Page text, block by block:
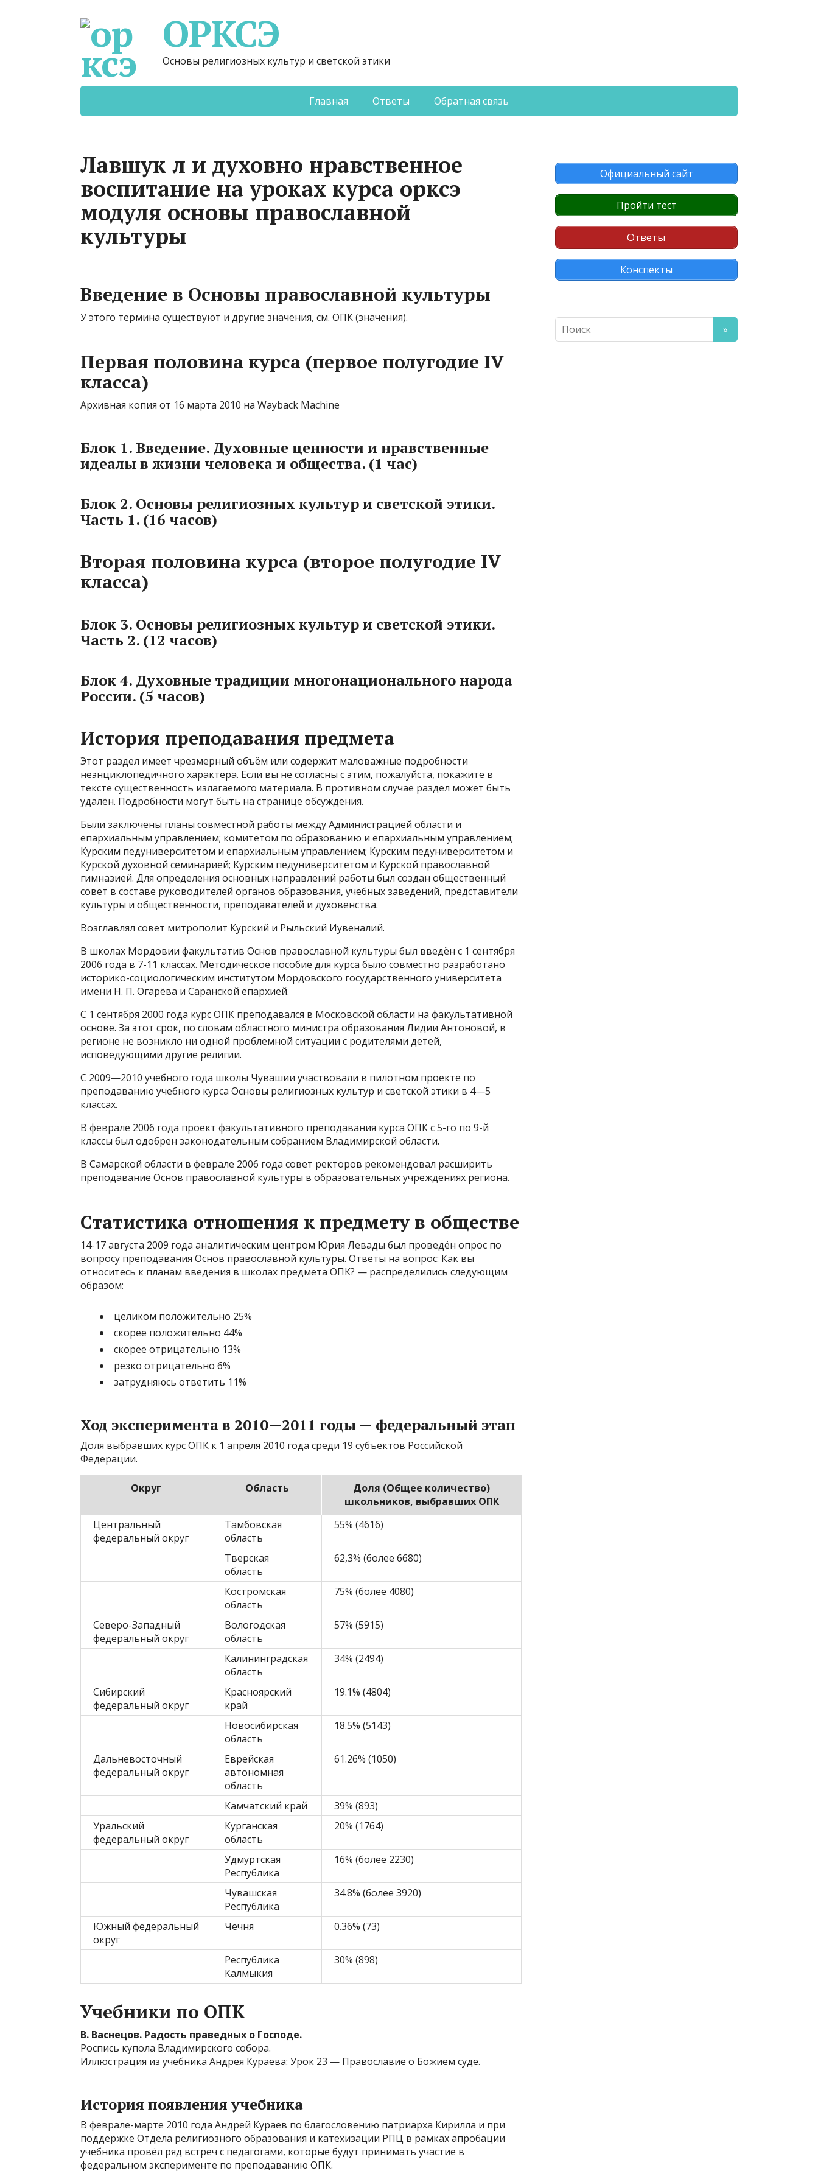
ОРКСЭ
Основы религиозных культур и светской этики
Главная Ответы Обратная связь
Лавшук л и духовно нравственное
воспитание на уроках курса орксэ
модуля основы православной
культуры
Введение в Основы православной культуры
У этого термина существуют и другие значения, см. ОПК (значения).
Первая половина курса (первое полугодие IV
класса)
Архивная копия от 16 марта 2010 на Wayback Machine
Блок 1. Введение. Духовные ценности и нравственные
идеалы в жизни человека и общества. (1 час)
Блок 2. Основы религиозных культур и светской этики.
Часть 1. (16 часов)
Вторая половина курса (второе полугодие IV
класса)
Блок 3. Основы религиозных культур и светской этики.
Часть 2. (12 часов)
Блок 4. Духовные традиции многонационального народа
России. (5 часов)
История преподавания предмета
Этот раздел имеет чрезмерный объём или содержит маловажные подробности
неэнциклопедичного характера. Если вы не согласны с этим, пожалуйста, покажите в
тексте существенность излагаемого материала. В противном случае раздел может быть
удалён. Подробности могут быть на странице обсуждения.
Были заключены планы совместной работы между Администрацией области и
епархиальным управлением; комитетом по образованию и епархиальным управлением;
Курским педуниверситетом и епархиальным управлением; Курским педуниверситетом и
Курской духовной семинарией; Курским педуниверситетом и Курской православной
гимназией. Для определения основных направлений работы был создан общественный
совет в составе руководителей органов образования, учебных заведений, представители
культуры и общественности, преподавателей и духовенства.
Возглавлял совет митрополит Курский и Рыльский Иувеналий.
В школах Мордовии факультатив Основ православной культуры был введён с 1 сентября
2006 года в 7-11 классах. Методическое пособие для курса было совместно разработано
историко-социологическим институтом Мордовского государственного университета
имени Н. П. Огарёва и Саранской епархией.
С 1 сентября 2000 года курс ОПК преподавался в Московской области на факультативной
основе. За этот срок, по словам областного министра образования Лидии Антоновой, в
регионе не возникло ни одной проблемной ситуации с родителями детей,
исповедующими другие религии.
С 2009—2010 учебного года школы Чувашии участвовали в пилотном проекте по
преподаванию учебного курса Основы религиозных культур и светской этики в 4—5
классах.
В феврале 2006 года проект факультативного преподавания курса ОПК с 5-го по 9-й
классы был одобрен законодательным собранием Владимирской области.
В Самарской области в феврале 2006 года совет ректоров рекомендовал расширить
преподавание Основ православной культуры в образовательных учреждениях региона.
Статистика отношения к предмету в обществе
14-17 августа 2009 года аналитическим центром Юрия Левады был проведён опрос по
вопросу преподавания Основ православной культуры. Ответы на вопрос: Как вы
относитесь к планам введения в школах предмета ОПК? — распределились следующим
образом:
целиком положительно 25%
скорее положительно 44%
скорее отрицательно 13%
резко отрицательно 6%
затрудняюсь ответить 11%
Ход эксперимента в 2010—2011 годы — федеральный этап
Доля выбравших курс ОПК к 1 апреля 2010 года среди 19 субъектов Российской
Федерации.
Округ Область
Доля (Общее количество)
школьников, выбравших ОПК
Центральный
федеральный округ
Тамбовская
область
55% (4616)
Тверская
область
62,3% (более 6680)
Костромская
область
75% (более 4080)
Северо-Западный
федеральный округ
Вологодская
область
57% (5915)
Калининградская
область
34% (2494)
Сибирский
федеральный округ
Красноярский
край
19.1% (4804)
Новосибирская
область
18.5% (5143)
Дальневосточный
федеральный округ
Еврейская
автономная
область
61.26% (1050)
Камчатский край
39% (893)
Уральский
федеральный округ
Курганская
область
20% (1764)
Удмуртская
Республика
16% (более 2230)
Чувашская
Республика
34.8% (более 3920)
Южный федеральный
округ
Чечня 0.36% (73)
Республика
Калмыкия
30% (898)
Учебники по ОПК
В. Васнецов. Радость праведных о Господе.
Роспись купола Владимирского собора.
Иллюстрация из учебника Андрея Кураева: Урок 23 — Православие о Божием суде.
История появления учебника
В феврале-марте 2010 года Андрей Кураев по благословению патриарха Кирилла и при
поддержке Отдела религиозного образования и катехизации РПЦ в рамках апробации
учебника провёл ряд встреч с педагогами, которые будут принимать участие в
федеральном эксперименте по преподаванию ОПК.
Официальный сайт
Пройти тест
Ответы
Конспекты